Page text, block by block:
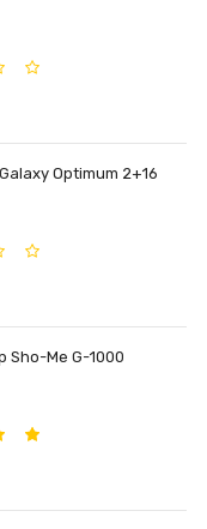
Optimum 2+16
Sho-Me G-1000